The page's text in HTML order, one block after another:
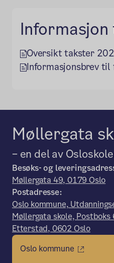
Oversikt takster
Informasjonsbrev
Møllergata
– en del av
Besøks- og
Møllergata 49, 0179 Oslo
Postadresse:
Oslo kommune,
Møllergata skole, Postboks
Etterstad, 0602 Oslo
Oslo kommune